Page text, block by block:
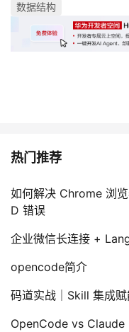
证
实
的
持
建
数据结构
热门推荐
如何解决 Chrome 浏览
D 错误
企业微信长连接 +
opencode简介
码道实战｜Skill 集成
OpenCode vs Claude